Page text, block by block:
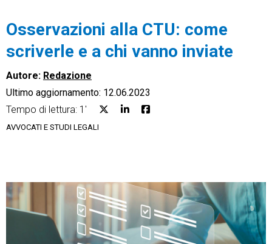
CRM
Fatturazione
Financial Solutions
Osservazioni alla CTU: come
scriverle e a chi vanno inviate
Autore: Redazione
Ultimo aggiornamento: 12.06.2023
Tempo di lettura: 1'
AVVOCATI E STUDI LEGALI